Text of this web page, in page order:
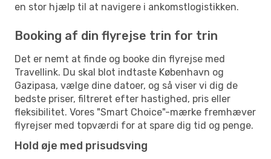
en stor hjælp til at navigere i ankomstlogistikken.
Booking af din flyrejse trin for trin
Det er nemt at finde og booke din flyrejse med
Travellink. Du skal blot indtaste København og
Gazipasa, vælge dine datoer, og så viser vi dig de
bedste priser, filtreret efter hastighed, pris eller
fleksibilitet. Vores "Smart Choice"-mærke fremhæver
flyrejser med topværdi for at spare dig tid og penge.
Hold øje med prisudsving